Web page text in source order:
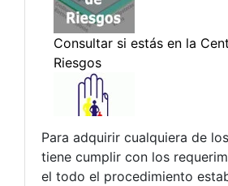
Para adquirir cualquiera de
tiene cumplir con los
el todo el procedimiento